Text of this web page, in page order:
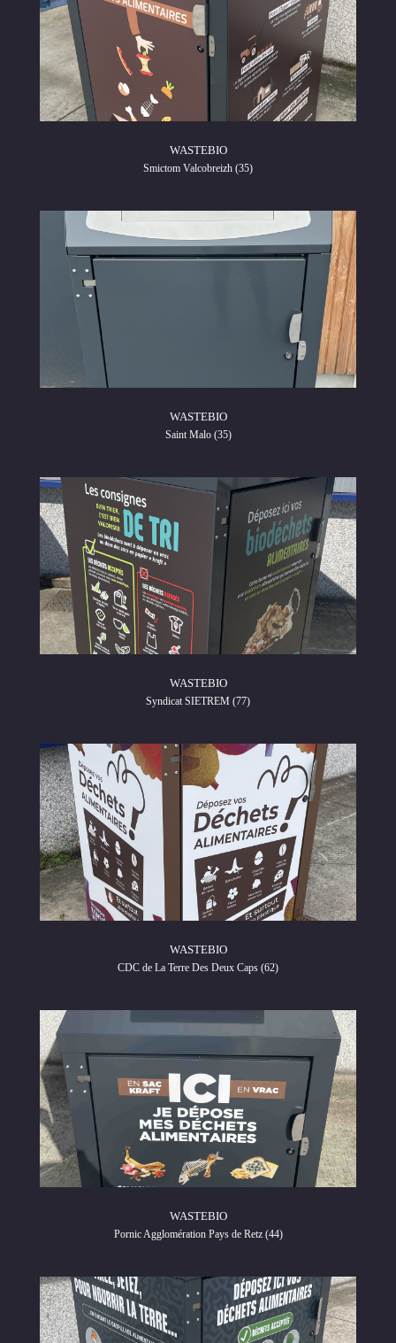
WASTEBIO
Smictom Valcobreizh (35)
WASTEBIO
Saint Malo (35)
WASTEBIO
Syndicat SIETREM (77)
WASTEBIO
CDC de La Terre Des Deux Caps (62)
WASTEBIO
Pornic Agglomération Pays de Retz (44)